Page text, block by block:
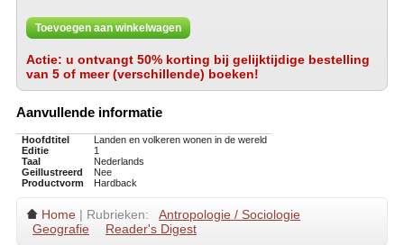
Toevoegen aan winkelwagen
Actie: u ontvangt 50% korting bij gelijktijdige bestelling
van 5 of meer (verschillende) boeken!
Aanvullende informatie
Hoofdtitel
Landen en volkeren wonen in de wereld
Editie
1
Taal
Nederlands
Geillustreerd
Nee
Productvorm
Hardback
Home | Rubrieken:
Antropologie / Sociologie
Geografie
Reader's Digest